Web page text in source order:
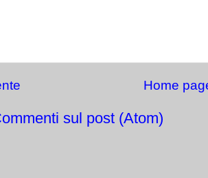
Home
sul post (Atom)